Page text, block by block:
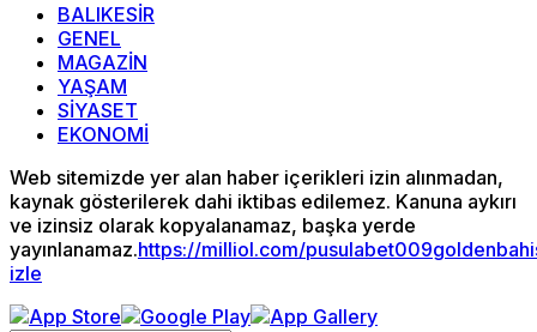
BALIKESİR
GENEL
MAGAZİN
YAŞAM
SİYASET
EKONOMİ
Web sitemizde yer alan haber içerikleri izin alınmadan,
kaynak gösterilerek dahi iktibas edilemez. Kanuna aykırı
ve izinsiz olarak kopyalanamaz, başka yerde
yayınlanamaz.https://milliol.com/pusulabet009
izle